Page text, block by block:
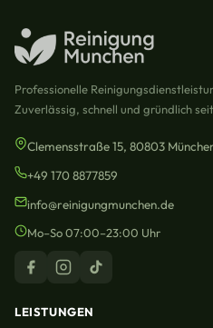
Professionelle
Zuverlässig, schnell und gründlich
Clemensstraße 15, 80803
+49 170 8877859
info@reinigungmunchen.de
Mo–So 07:00–23:00 Uhr
LEISTUNGEN